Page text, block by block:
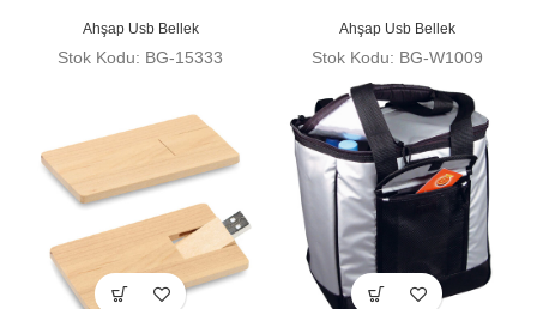
Ahşap Usb Bellek
Stok Kodu: BG-15333
Ahşap Usb Bellek
Stok Kodu: BG-W1009